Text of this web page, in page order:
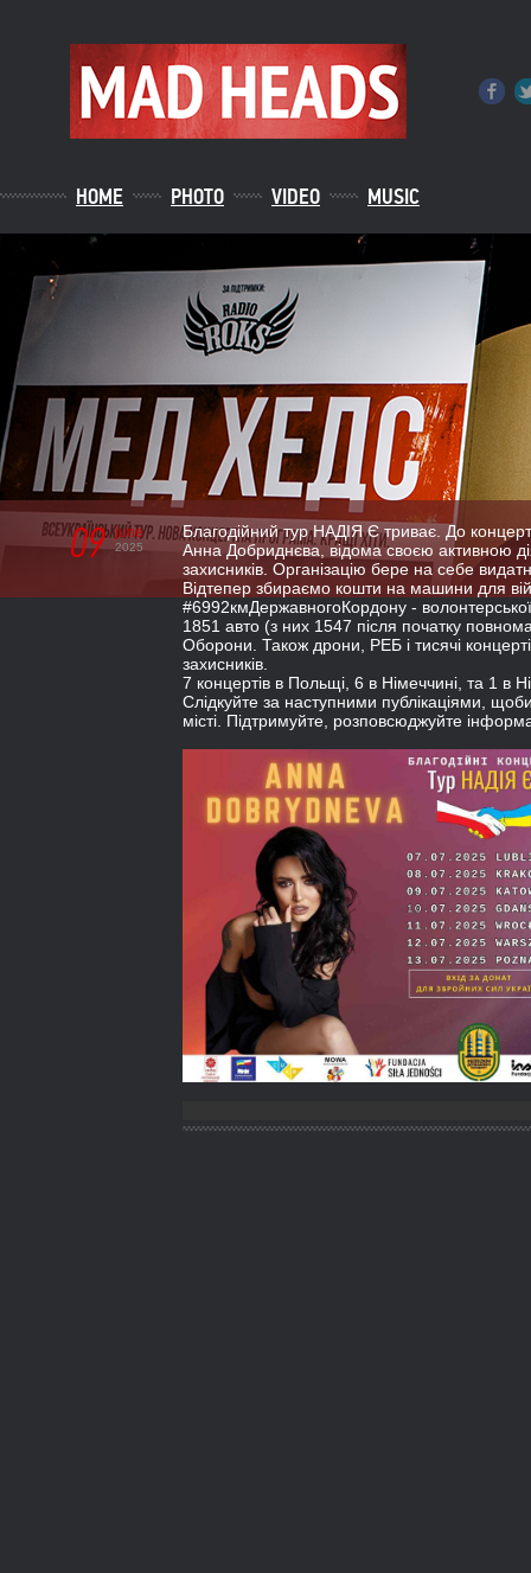
HOME PHOTO VIDEO MUSIC
09 june
2025
Благодійний тур НАДІЯ Є триває. До
Анна Добриднєва, відома своєю активною
захисників. Організацію бере на себе
Відтепер збираємо кошти на машини для
#6992кмДержавногоКордону -
1851 авто (з них 1547 після початку
Оборони. Також дрони, РЕБ і тисячі
захисників.
7 концертів в Польщі, 6 в Німеччині, та 1 в
Слідкуйте за наступними публікаціями,
місті. Підтримуйте, розповсюджуйте